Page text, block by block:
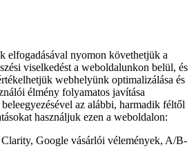
elfogadásával nyomon követhetjük a
viselkedést a weboldalunkon belül, és
webhelyünk optimalizálása és
élmény folyamatos javítása
az alábbi, harmadik féltől
használjuk ezen a weboldalon:
Google vásárlói vélemények, A/B-